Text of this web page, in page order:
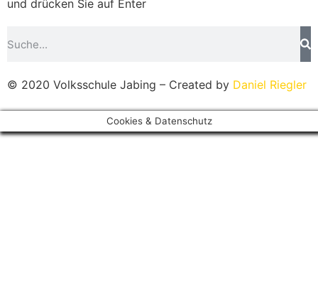
und drücken Sie auf Enter
© 2020 Volksschule Jabing – Created by Daniel Riegler
Cookies & Datenschutz